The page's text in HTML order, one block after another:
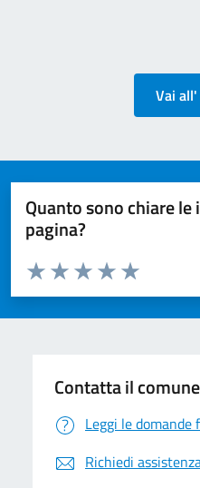
Vai
Quanto sono chiare
pagina?
Valuta da 1 a 5 stelle la pagina
Valuta 5
Valuta 4 stelle
Valuta 3 stelle su 5
Valuta 2 stelle su 5
Valuta 1 stelle su 5
Contatta il comune
Leggi le domande
Richiedi